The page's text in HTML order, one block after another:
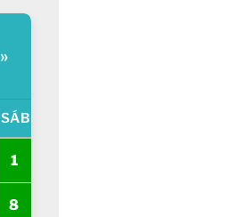
»
SÁB
1
8